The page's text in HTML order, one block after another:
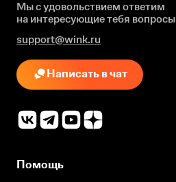
Мы с удовольствием ответим
на интересующиетебя вопросы
support@wink.ru
Написать в чат
Помощь